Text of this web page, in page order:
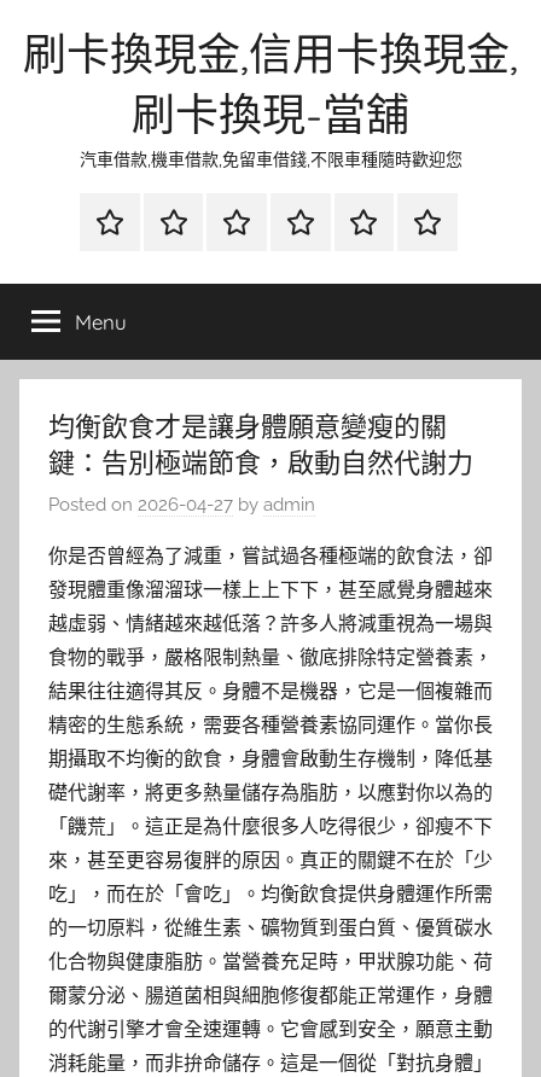
刷卡換現金,信用卡換現金,
刷卡換現-當舖
汽車借款,機車借款,免留車借錢,不限車種隨時歡迎您
首
當
金
網
資
流
時
環
清
聯
徵
Menu
均衡飲食才是讓身體願意變瘦的關
鍵：告別極端節食，啟動自然代謝力
Posted on 2026-04-27 by admin
你是否曾經為了減重，嘗試過各種極端的飲食法，卻
發現體重像溜溜球一樣上上下下，甚至感覺身體越來
越虛弱、情緒越來越低落？許多人將減重視為一場與
食物的戰爭，嚴格限制熱量、徹底排除特定營養素，
結果往往適得其反。身體不是機器，它是一個複雜而
精密的生態系統，需要各種營養素協同運作。當你長
期攝取不均衡的飲食，身體會啟動生存機制，降低基
礎代謝率，將更多熱量儲存為脂肪，以應對你以為的
「饑荒」。這正是為什麼很多人吃得很少，卻瘦不下
來，甚至更容易復胖的原因。真正的關鍵不在於「少
吃」，而在於「會吃」。均衡飲食提供身體運作所需
的一切原料，從維生素、礦物質到蛋白質、優質碳水
化合物與健康脂肪。當營養充足時，甲狀腺功能、荷
爾蒙分泌、腸道菌相與細胞修復都能正常運作，身體
的代謝引擎才會全速運轉。它會感到安全，願意主動
消耗能量，而非拚命儲存。這是一個從「對抗身體」